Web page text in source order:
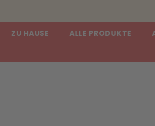
ZU HAUSE ALLE PRODUKTE